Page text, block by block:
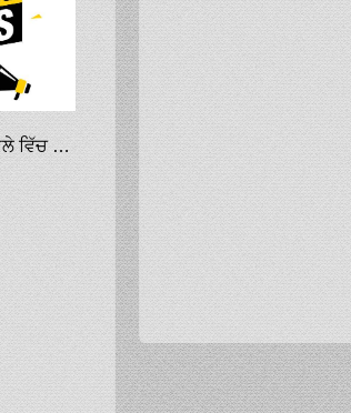
ਟੀਆਰਪੀ ਘਪਲਾ ਮਾਮਲੇ ਵਿੱਚ ਰਿਪਬਲਿਕ ਟੀਵੀ ਖ਼ਿਲਾਫ਼ ਕੋਈ ਸਬੂਤ ਨਹੀਂ: ਈਡੀ